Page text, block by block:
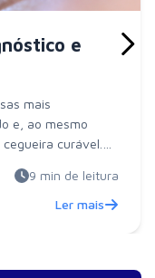
e
mais
e, ao mesmo
curável.
9 min de leitura
Ler mais